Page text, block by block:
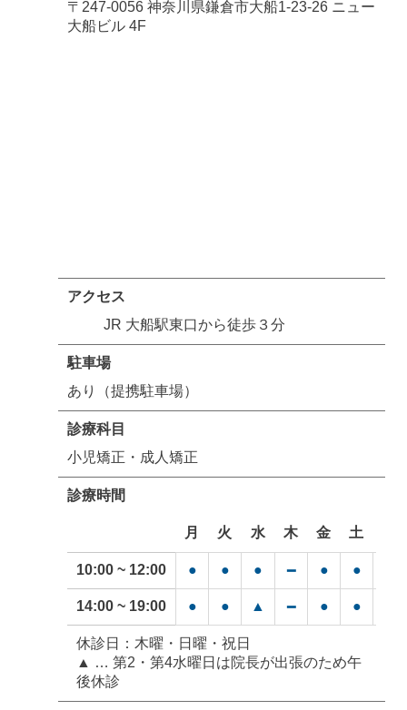
〒247-0056 神奈川県鎌倉市大船1-23-26 ニュー
大船ビル 4F
アクセス
JR 大船駅東口から徒歩３分
駐車場
あり（提携駐車場）
診療科目
小児矯正・成人矯正
診療時間
月 火 水 木 金 土
10:00 ~ 12:00 ● ● ● ━ ● ●
14:00 ~ 19:00 ● ● ▲ ━ ● ●
休診日：木曜・日曜・祝日
▲ … 第2・第4水曜日は院長が出張のため午
後休診